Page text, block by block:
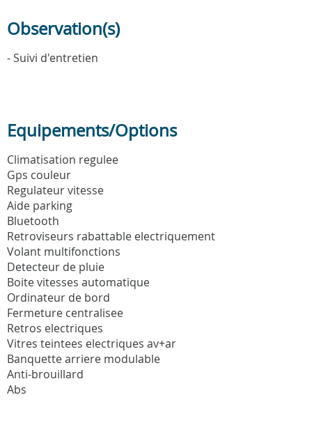
Observation(s)
- Suivi d'entretien
Equipements/Options
Climatisation regulee
Gps couleur
Regulateur vitesse
Aide parking
Bluetooth
Retroviseurs rabattable electriquement
Volant multifonctions
Detecteur de pluie
Boite vitesses automatique
Ordinateur de bord
Fermeture centralisee
Retros electriques
Vitres teintees electriques av+ar
Banquette arriere modulable
Anti-brouillard
Abs